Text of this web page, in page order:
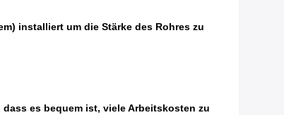
installiert um die Stärke des Rohres zu
es bequem ist, viele Arbeitskosten zu